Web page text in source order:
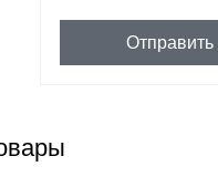
Отправить